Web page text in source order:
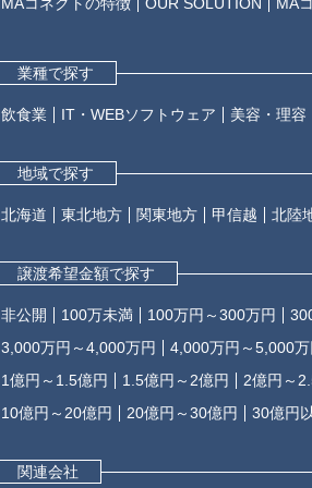
業種で探す
飲食業 IT・WEBソフトウェア 美容・理容
地域で探す
北海道 東北地方 関東地方 甲信越 北陸
譲渡希望金額で探す
非公開 100万未満 100万円～300万円
3,000万円～4,000万円
4,000万円～5,000万
1億円～1.5億円
1.5億円～2億円 2億円～
10億円～20億円
20億円～30億円 30億円
関連会社